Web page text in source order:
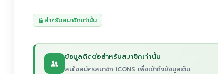
สำหรับสมาชิกเท่านั้น
ข้อมูลติดต่อสำหรับสมาชิกเท่านั้น
สนใจสมัครสมาชิก iCONS เพื่อเข้าถึงข้อมูลเต็ม